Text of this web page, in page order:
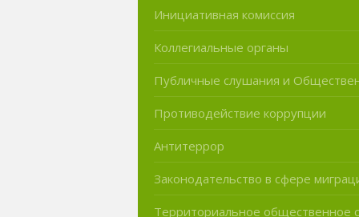
Инициативная комиссия
Коллегиальные органы
Публичные слушания и
Противодействие коррупции
Антитеррор
Законодательство в сфере
Территориальное общественное